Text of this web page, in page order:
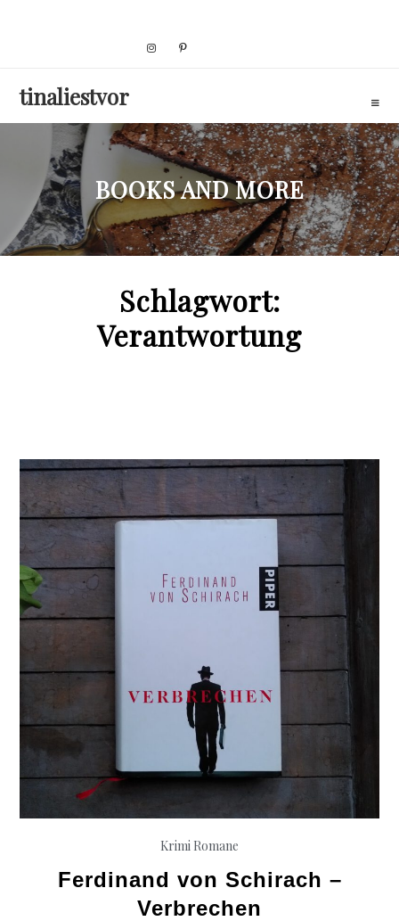
tinaliestvor
BOOKS AND MORE
Schlagwort:
Verantwortung
Krimi Romane
Ferdinand von Schirach –
Verbrechen